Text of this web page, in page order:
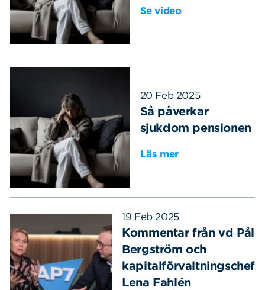
Se video
20 Feb 2025
Så påverkar
sjukdom pensionen
Läs mer
19 Feb 2025
Kommentar från vd Pål
Bergström och
kapitalförvaltningschef
Lena Fahlén